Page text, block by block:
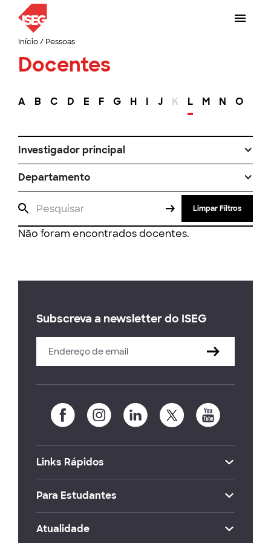
Início/ Pessoas
Docentes
A B C D E F G H I J K L M N O
Investigador principal
Departamento
Limpar Filtros
Não foram encontrados docentes.
Subscreva a newsletter do ISEG
Links Rápidos
Para Estudantes
Atualidade